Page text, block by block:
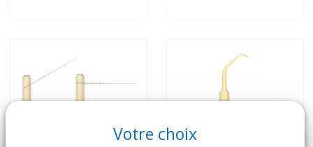
Votre choix